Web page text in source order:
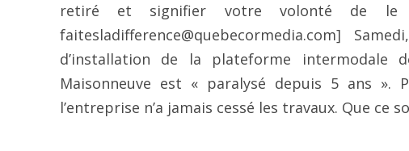
retiré et signifier votre volonté de
faitesladifference@quebecormedia.com]
d’installation de la plateforme intermodale
Maisonneuve est « paralysé depuis 5 ans
l’entreprise n’a jamais cessé les travaux. Que ce